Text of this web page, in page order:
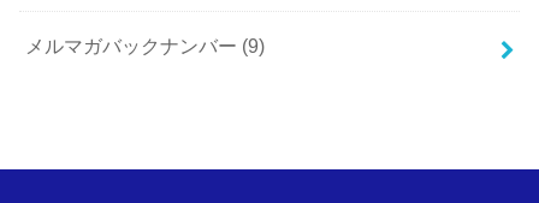
メルマガバックナンバー (9)